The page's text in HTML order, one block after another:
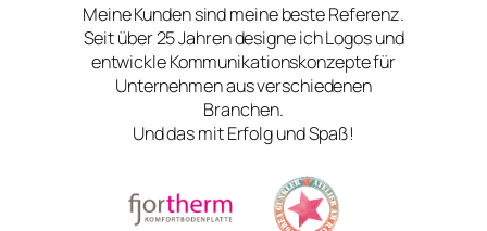
Meine Kunden sind meine beste Referenz.
Seit über 25 Jahren designe ich Logos und
entwickle Kommunikationskonzepte für
Unternehmen aus verschiedenen
Branchen.
Und das mit Erfolg und Spaß!